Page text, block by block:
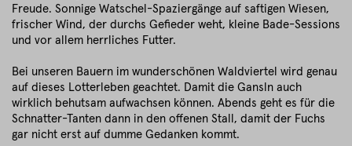
Freude. Sonnige Watschel-Spaziergänge auf saftigen Wiesen,
frischer Wind, der durchs Gefieder weht, kleine Bade-Sessions
und vor allem herrliches Futter.
Bei unseren Bauern im wunderschönen Waldviertel wird genau
auf dieses Lotterleben geachtet. Damit die Gansln auch
wirklich behutsam aufwachsen können. Abends geht es für die
Schnatter-Tanten dann in den offenen Stall, damit der Fuchs
gar nicht erst auf dumme Gedanken kommt.